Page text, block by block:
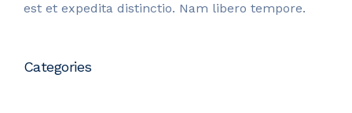
est et expedita distinctio. Nam libero tempore.
Categories